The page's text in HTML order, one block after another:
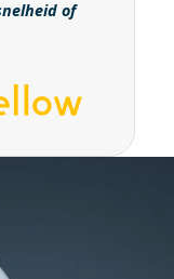
of